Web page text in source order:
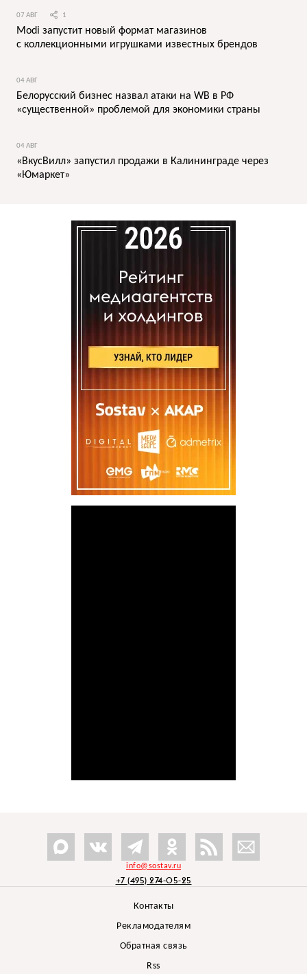
07 АВГ 1
Modi запустит новый формат магазинов
с коллекционными игрушками известных брендов
04 АВГ
Белорусский бизнес назвал атаки на WB в РФ
«существенной» проблемой для экономики страны
04 АВГ
«ВкусВилл» запустил продажи в Калининграде через
«Юмаркет»
info@sostav.ru
+7 (495) 274-05-25
Контакты
Рекламодателям
Обратная связь
Rss